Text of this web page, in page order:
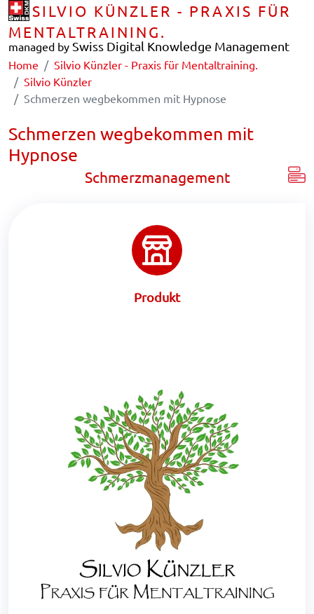
SILVIO KÜNZLER - PRAXIS FÜR
MENTALTRAINING.
managed by Swiss Digital Knowledge Management
Home
Silvio Künzler - Praxis für Mentaltraining.
Silvio Künzler
Schmerzen wegbekommen mit Hypnose
Schmerzen wegbekommen mit
Hypnose
Schmerzmanagement
Produkt